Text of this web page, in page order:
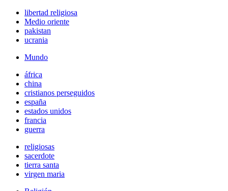
libertad religiosa
Medio oriente
pakistan
ucrania
Mundo
áfrica
china
cristianos perseguidos
españa
estados unidos
francia
guerra
religiosas
sacerdote
tierra santa
virgen maria